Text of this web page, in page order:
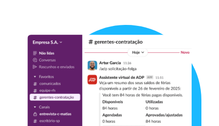
de
produtividade
dos
funcionários